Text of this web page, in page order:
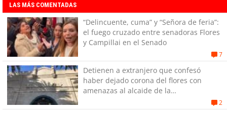
LAS MÁS COMENTADAS
“Delincuente, cuma” y “Señora de feria”:
el fuego cruzado entre senadoras Flores
y Campillai en el Senado
7
Detienen a extranjero que confesó
haber dejado corona del flores con
amenazas al alcaide de la
2